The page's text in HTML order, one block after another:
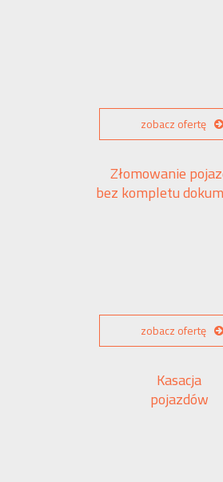
zobacz ofertę
Złomowanie
bez kompletu
zobacz ofertę
Kasacja
pojazdów